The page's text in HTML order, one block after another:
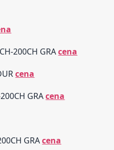
200CH GRAcena
cena
GRAcena
GRAcena